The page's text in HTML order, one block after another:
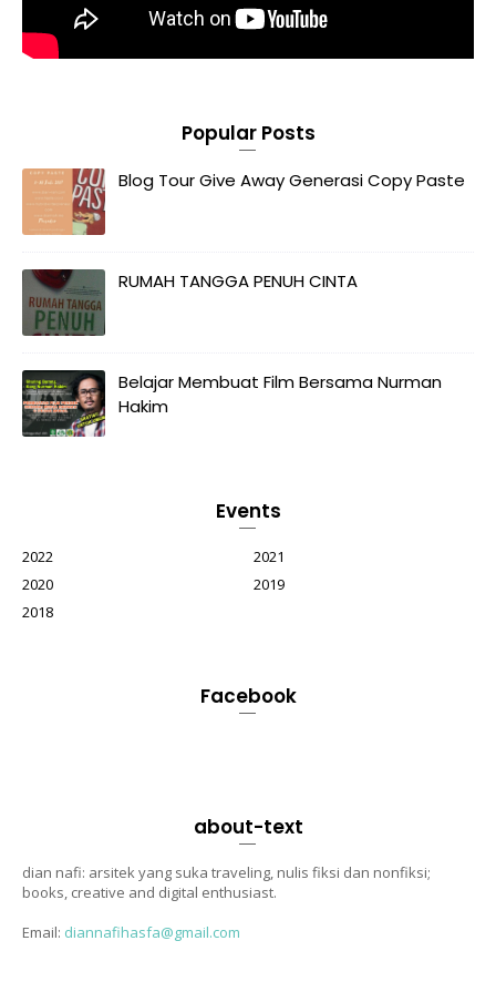
Popular Posts
Blog Tour Give Away Generasi Copy Paste
RUMAH TANGGA PENUH CINTA
Belajar Membuat Film Bersama Nurman
Hakim
Events
2022
2021
2020
2019
2018
Facebook
about-text
dian nafi: arsitek yang suka traveling, nulis fiksi dan nonfiksi;
books, creative and digital enthusiast.
Email: diannafihasfa@gmail.com